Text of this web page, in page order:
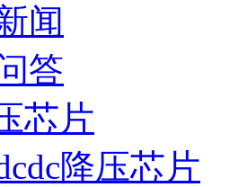
闻
答
芯片
降压芯片